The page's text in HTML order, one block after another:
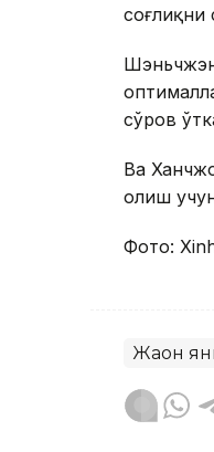
сўров
Ва
олиш
Фото:
Жаҳон